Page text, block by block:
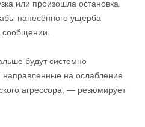
или произошла остановка.
нанесённого ущерба
сообщении.
будут системно
на ослабление
агрессора, — резюмирует